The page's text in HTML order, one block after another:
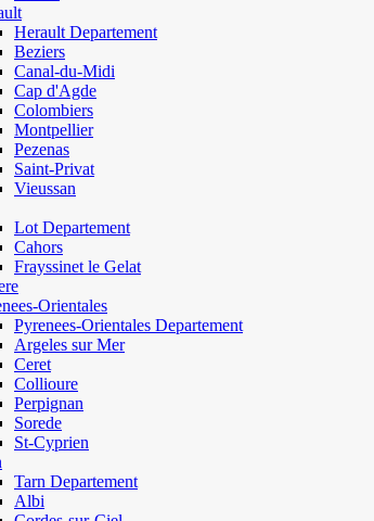
Herault Departement
Beziers
Canal-du-Midi
Cap d'Agde
Colombiers
Montpellier
Pezenas
Saint-Privat
Vieussan
Lot Departement
Cahors
Frayssinet le Gelat
Orientales
Pyrenees-Orientales Departement
Argeles sur Mer
Ceret
Collioure
Perpignan
Sorede
St-Cyprien
Tarn Departement
Albi